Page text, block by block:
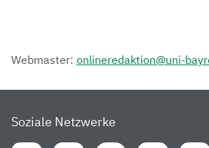
Webmaster: onlineredaktion@uni-
Soziale Netzwerke